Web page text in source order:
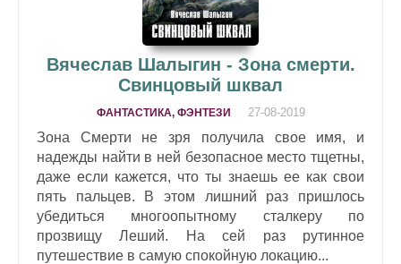
Вячеслав Шалыгин - Зона смерти.
Свинцовый шквал
ФАНТАСТИКА, ФЭНТЕЗИ 27-08-2019
Зона Смерти не зря получила свое имя, и
надежды найти в ней безопасное место тщетны,
даже если кажется, что ты знаешь ее как свои
пять пальцев. В этом лишний раз пришлось
убедиться многоопытному сталкеру по
прозвищу Леший. На сей раз рутинное
путешествие в самую спокойную локацию...